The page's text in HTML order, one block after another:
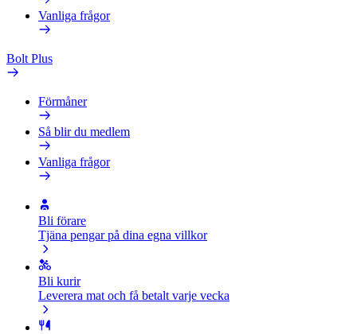
Vanliga frågor
Bolt Plus
Förmåner
Så blir du medlem
Vanliga frågor
Bli förare
Tjäna pengar på dina egna villkor
Bli kurir
Leverera mat och få betalt varje vecka